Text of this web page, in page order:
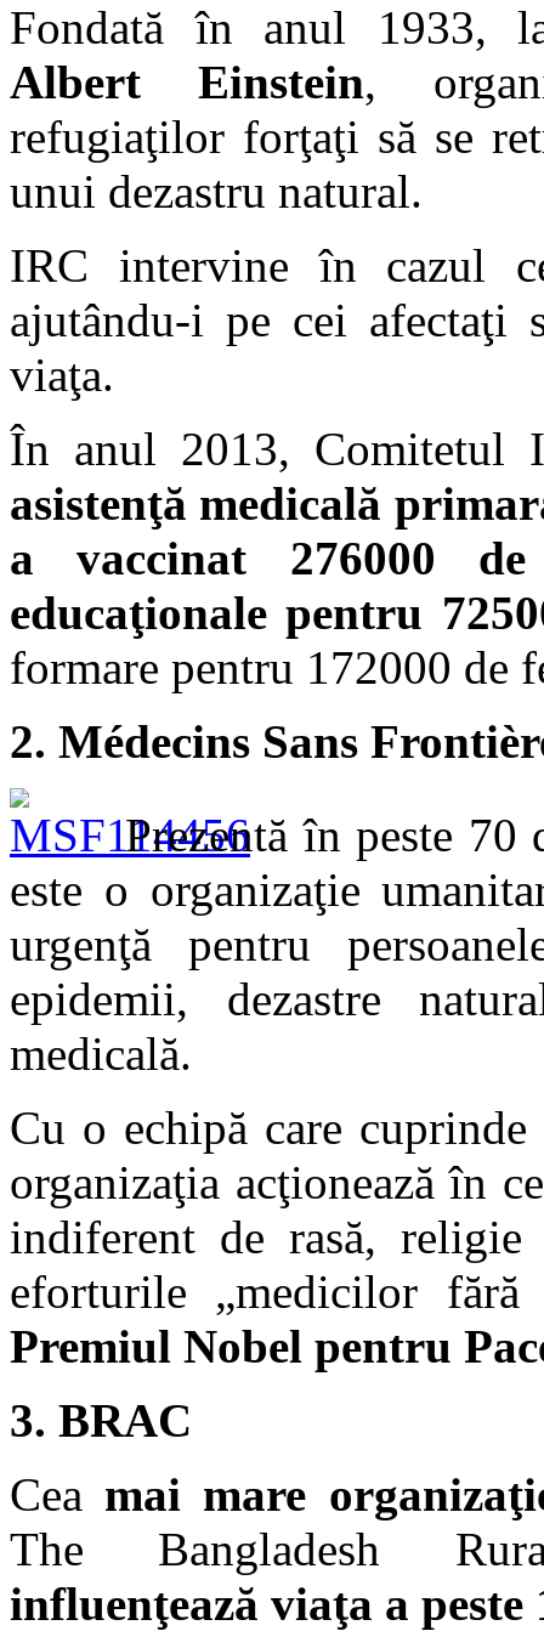
Fondată în anul 1933,
Albert Einstein,
refugiaţilor forţaţi să se
unui dezastru natural.
IRC intervine în cazul
ajutându-i pe cei afectaţi
viaţa.
În anul 2013, Comitetul
asistenţă medicală
a vaccinat 276000
educaţionale pentru
formare pentru 172000 de
2. Médecins Sans
Prezentă în peste 70
este o organizaţie
urgenţă pentru
epidemii, dezastre
medicală.
Cu o echipă care
organizaţia acţionează în
indiferent de rasă,
eforturile „medicilor
Premiul Nobel pentru
3. BRAC
Cea mai mare
The Bangladesh
influenţează viaţa a peste